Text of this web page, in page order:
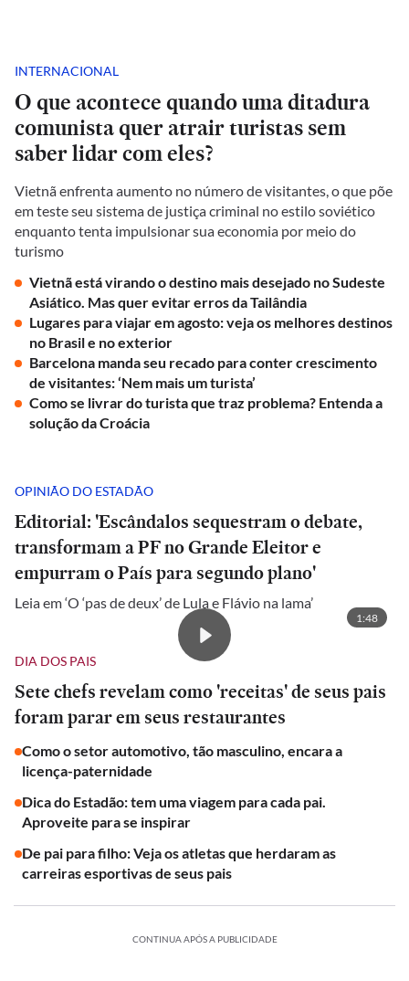
INTERNACIONAL
O que acontece quando uma ditadura
comunista quer atrair turistas sem
saber lidar com eles?
Vietnã enfrenta aumento no número de visitantes, o que põe
em teste seu sistema de justiça criminal no estilo soviético
enquanto tenta impulsionar sua economia por meio do
turismo
Vietnã está virando o destino mais desejado no Sudeste
Asiático. Mas quer evitar erros da Tailândia
Lugares para viajar em agosto: veja os melhores destinos
no Brasil e no exterior
Barcelona manda seu recado para conter crescimento
de visitantes: ‘Nem mais um turista’
Como se livrar do turista que traz problema? Entenda a
solução da Croácia
OPINIÃO DO ESTADÃO
Editorial: 'Escândalos sequestram o debate,
transformam a PF no Grande Eleitor e
empurram o País para segundo plano'
Leia em ‘O ‘pas de deux’ de Lula e Flávio na lama’
1:48
DIA DOS PAIS
Sete chefs revelam como 'receitas' de seus pais
foram parar em seus restaurantes
Como o setor automotivo, tão masculino, encara a
licença-paternidade
Dica do Estadão: tem uma viagem para cada pai.
Aproveite para se inspirar
De pai para filho: Veja os atletas que herdaram as
carreiras esportivas de seus pais
CONTINUA APÓS A PUBLICIDADE